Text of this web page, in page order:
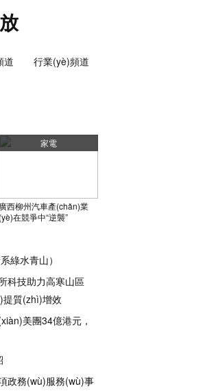
道 行業(yè)頻道
家電
廣西柳州汽車產(chǎn)業
(yè)在競爭中“逆襲”
綠水青山）
科技助力高寒山區
質(zhì)增效
美團34億港元，
政務(wù)服務(wù)事